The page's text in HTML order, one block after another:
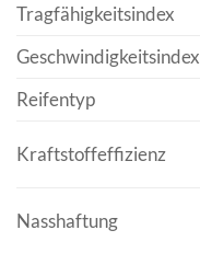
Tragfähigkeitsindex
Geschwindigkeitsindex
Reifentyp
Kraftstoffeffizienz
Nasshaftung